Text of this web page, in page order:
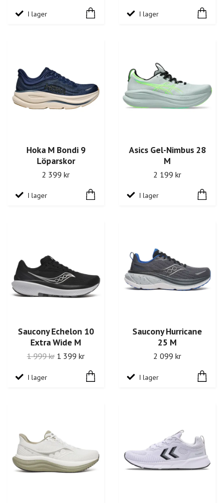
I lager I lager
Hoka M Bondi 9
Löparskor
2 399 kr
I lager
Asics Gel-Nimbus 28
M
2 199 kr
I lager
Saucony Echelon 10
Extra Wide M
1 999 kr 1 399 kr
I lager
Saucony Hurricane
25 M
2 099 kr
I lager